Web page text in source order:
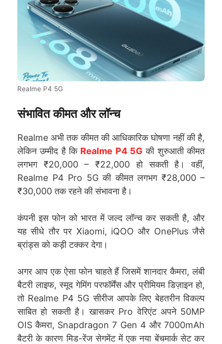
Realme P4 5G
संभावित कीमत और लॉन्च
Realme अभी तक कीमत की आधिकारिक घोषणा नहीं की है,
लेकिन उम्मीद है कि Realme P4 5G की शुरुआती कीमत
लगभग ₹20,000 – ₹22,000 हो सकती है। वहीं,
Realme P4 Pro 5G की कीमत लगभग ₹28,000 –
₹30,000 तक रहने की संभावना है।
कंपनी इस फोन को भारत में जल्द लॉन्च कर सकती है, और
यह सीधे तौर पर Xiaomi, iQOO और OnePlus जैसे
ब्रांड्स को कड़ी टक्कर देगा।
अगर आप एक ऐसा फोन चाहते हैं जिसमें शानदार कैमरा, लंबी
बैटरी लाइफ, स्मूद गेमिंग परफॉर्मेंस और प्रीमियम डिज़ाइन हो,
तो Realme P4 5G सीरीज आपके लिए बेहतरीन विकल्प
साबित हो सकती है। खासकर Pro वेरिएंट अपने 50MP
OIS कैमरा, Snapdragon 7 Gen 4 और 7000mAh
बैटरी के कारण मिड-रेंज सेगमेंट में एक नया बेंचमार्क सेट कर